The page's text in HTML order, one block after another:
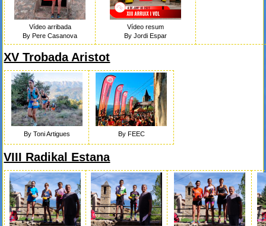
Vídeo arribada
By Pere Casanova
Vídeo resum
By Jordi Espar
XV Trobada Aristot
By Toni Artigues By FEEC
VIII Radikal Estana